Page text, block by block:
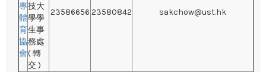
專
體
育
協
會
技大
學學
生事
務處
( 轉
交 )
23586656 23580842 sakchow@ust.hk